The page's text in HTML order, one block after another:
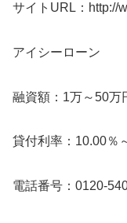
サイトURL：http://
アイシーローン
融資額：1万～50万
貸付利率：10.00％
電話番号：0120-